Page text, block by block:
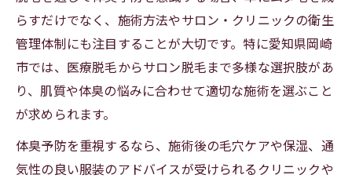
らすだけでなく、施術方法やサロン・クリニックの衛生
管理体制にも注目することが大切です。特に愛知県岡崎
市では、医療脱毛からサロン脱毛まで多様な選択肢があ
り、肌質や体臭の悩みに合わせて適切な施術を選ぶこと
が求められます。
体臭予防を重視するなら、施術後の毛穴ケアや保湿、通
気性の良い服装のアドバイスが受けられるクリニックや